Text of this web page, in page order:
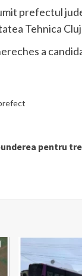
prefectul
Tehnica
a
pentru